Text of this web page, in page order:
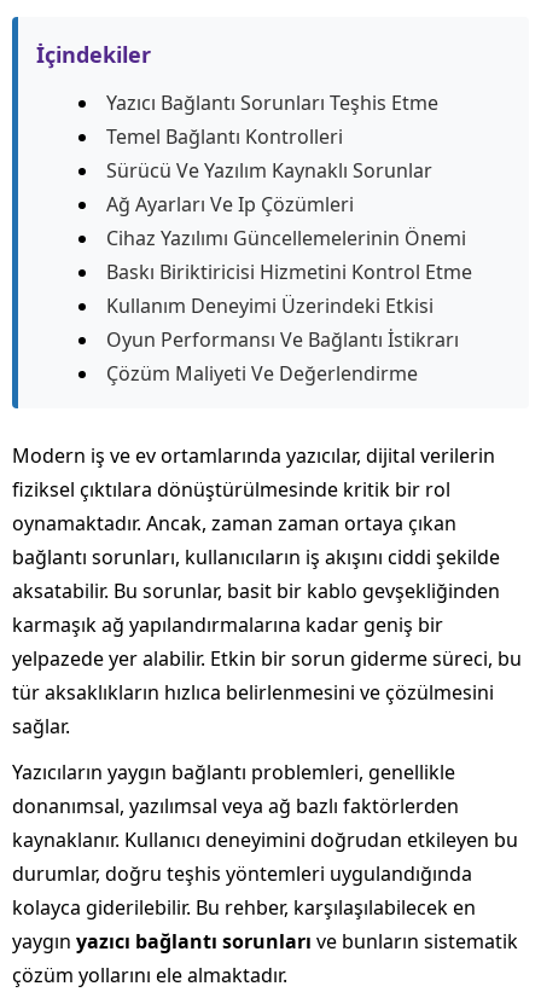
İçindekiler
Yazıcı Bağlantı Sorunları Teşhis Etme
Temel Bağlantı Kontrolleri
Sürücü Ve Yazılım Kaynaklı Sorunlar
Ağ Ayarları Ve Ip Çözümleri
Cihaz Yazılımı Güncellemelerinin Önemi
Baskı Biriktiricisi Hizmetini Kontrol Etme
Kullanım Deneyimi Üzerindeki Etkisi
Oyun Performansı Ve Bağlantı İstikrarı
Çözüm Maliyeti Ve Değerlendirme
Modern iş ve ev ortamlarında yazıcılar, dijital verilerin
fiziksel çıktılara dönüştürülmesinde kritik bir rol
oynamaktadır. Ancak, zaman zaman ortaya çıkan
bağlantı sorunları, kullanıcıların iş akışını ciddi şekilde
aksatabilir. Bu sorunlar, basit bir kablo gevşekliğinden
karmaşık ağ yapılandırmalarına kadar geniş bir
yelpazede yer alabilir. Etkin bir sorun giderme süreci, bu
tür aksaklıkların hızlıca belirlenmesini ve çözülmesini
sağlar.
Yazıcıların yaygın bağlantı problemleri, genellikle
donanımsal, yazılımsal veya ağ bazlı faktörlerden
kaynaklanır. Kullanıcı deneyimini doğrudan etkileyen bu
durumlar, doğru teşhis yöntemleri uygulandığında
kolayca giderilebilir. Bu rehber, karşılaşılabilecek en
yaygın yazıcı bağlantı sorunları ve bunların sistematik
çözüm yollarını ele almaktadır.